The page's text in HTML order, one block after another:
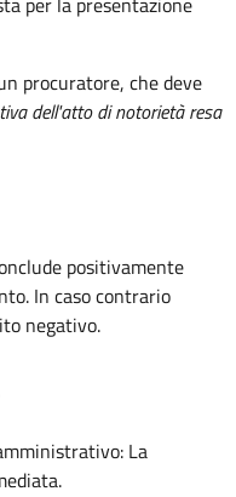
procuratore, che deve
dell'atto di notorietà resa
positivamente
In caso contrario
negativo.
La